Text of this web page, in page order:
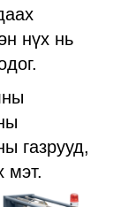
нүх нь
газрууд,
мэт.